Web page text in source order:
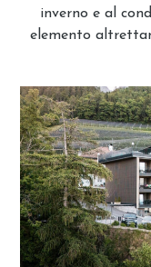
inverno e al
elemento